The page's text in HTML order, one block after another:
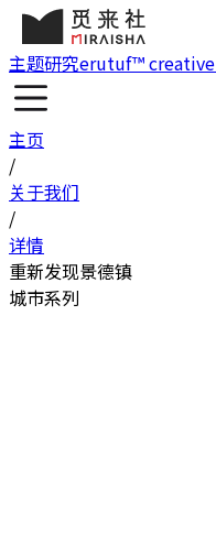
主题研究erutuf™ creative
主页
/
关于我们
/
详情
重新发现景德镇
城市系列